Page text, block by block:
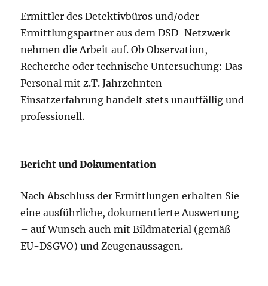
Ermittler des Detektivbüros und/oder
Ermittlungspartner aus dem DSD-Netzwerk
nehmen die Arbeit auf. Ob Observation,
Recherche oder technische Untersuchung: Das
Personal mit z.T. Jahrzehnten
Einsatzerfahrung handelt stets unauffällig und
professionell.
Bericht und Dokumentation
Nach Abschluss der Ermittlungen erhalten Sie
eine ausführliche, dokumentierte Auswertung
– auf Wunsch auch mit Bildmaterial (gemäß
EU-DSGVO) und Zeugenaussagen.